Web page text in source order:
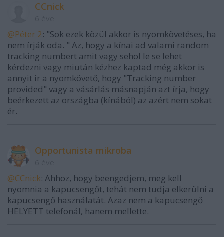
CCnick
@Péter 2: "Sok ezek közül akkor is nyomkövetéses, ha
nem írják oda. " Az, hogy a kínai ad valami random
tracking numbert amit vagy sehol le se lehet
kérdezni vagy miután kézhez kaptad még akkor is
annyit ir a nyomkövető, hogy "Tracking number
provided" vagy a vásárlás másnapján azt írja, hogy
beérkezett az országba (kínából) az azért nem sokat
ér.
Opportunista mikroba
@CCnick: Ahhoz, hogy beengedjem, meg kell
nyomnia a kapucsengőt, tehát nem tudja elkerülni a
kapucsengő használatát. Azaz nem a kapucsengő
HELYETT telefonál, hanem mellette.